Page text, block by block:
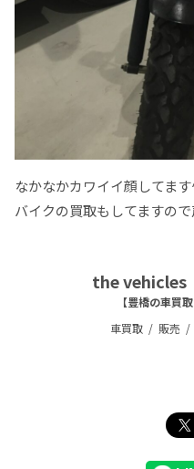
なかなかカワイイ顔してま
バイクの買取もしてますの
the vehicles
【豊橋の車買
車買取
販売